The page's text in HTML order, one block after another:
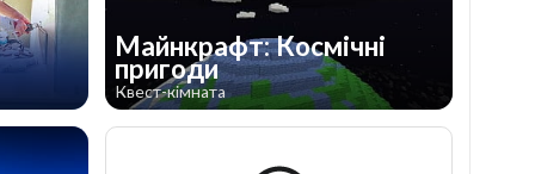
Майнкрафт: Космічні
пригоди
Квест-кімната